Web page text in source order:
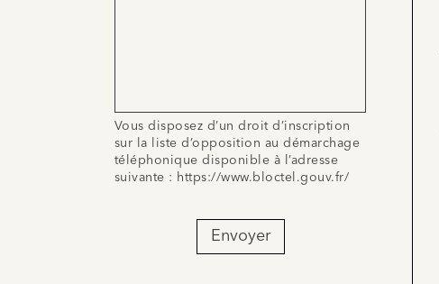
Vous disposez d’un droit d’inscription
sur la liste d’opposition au démarchage
téléphonique disponible à l’adresse
suivante : https://www.bloctel.gouv.fr/
Envoyer